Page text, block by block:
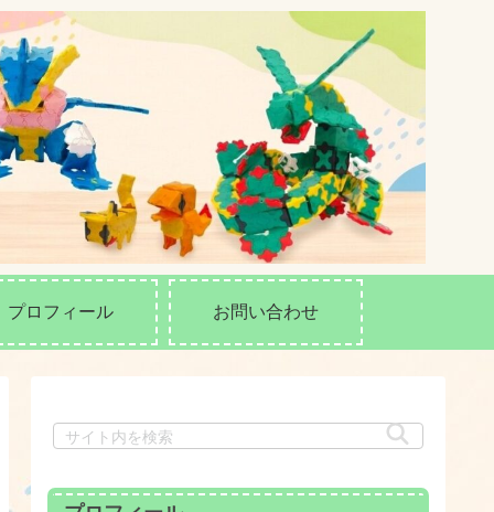
プロフィール お問い合わせ